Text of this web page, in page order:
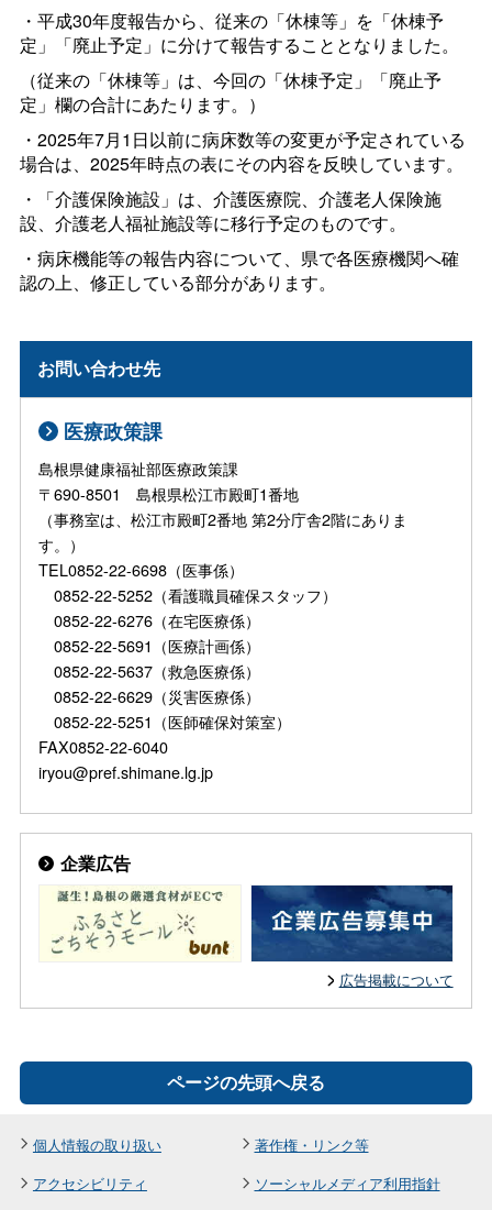
・平成30年度報告から、従来の「休棟等」を「休棟予
定」「廃止予定」に分けて報告することとなりました。
（従来の「休棟等」は、今回の「休棟予定」「廃止予
定」欄の合計にあたります。）
・2025年7月1日以前に病床数等の変更が予定されている
場合は、2025年時点の表にその内容を反映しています。
・「介護保険施設」は、介護医療院、介護老人保険施
設、介護老人福祉施設等に移行予定のものです。
・病床機能等の報告内容について、県で各医療機関へ確
認の上、修正している部分があります。
お問い合わせ先
医療政策課
島根県健康福祉部医療政策課
〒690-8501 島根県松江市殿町1番地
（事務室は、松江市殿町2番地 第2分庁舎2階にありま
す。）
TEL0852-22-6698（医事係）
0852-22-5252（看護職員確保スタッフ）
0852-22-6276（在宅医療係）
0852-22-5691（医療計画係）
0852-22-5637（救急医療係）
0852-22-6629（災害医療係）
0852-22-5251（医師確保対策室）
FAX0852-22-6040
iryou@pref.shimane.lg.jp
企業広告
広告掲載について
ページの先頭へ戻る
個人情報の取り扱い
著作権・リンク等
アクセシビリティ
ソーシャルメディア利用指針